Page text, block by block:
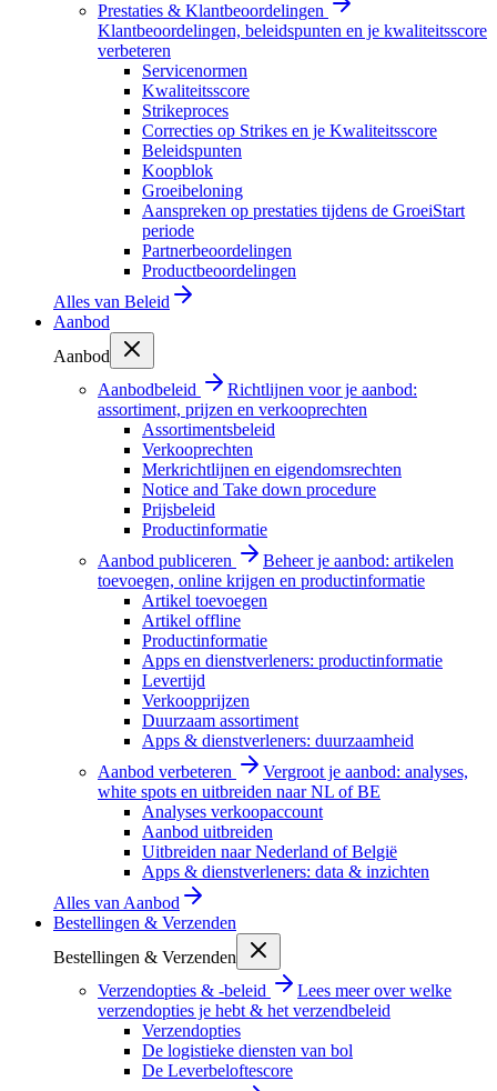
Prestaties & Klantbeoordelingen
Klantbeoordelingen, beleidspunten en je kwaliteitsscore
verbeteren
Servicenormen
Kwaliteitsscore
Strikeproces
Correcties op Strikes en je Kwaliteitsscore
Beleidspunten
Koopblok
Groeibeloning
Aanspreken op prestaties tijdens de GroeiStart
periode
Partnerbeoordelingen
Productbeoordelingen
Alles van Beleid
Aanbod
Aanbod
Aanbodbeleid
Richtlijnen voor je aanbod:
assortiment, prijzen en verkooprechten
Assortimentsbeleid
Verkooprechten
Merkrichtlijnen en eigendomsrechten
Notice and Take down procedure
Prijsbeleid
Productinformatie
Aanbod publiceren
Beheer je aanbod: artikelen
toevoegen, online krijgen en productinformatie
Artikel toevoegen
Artikel offline
Productinformatie
Apps en dienstverleners: productinformatie
Levertijd
Verkoopprijzen
Duurzaam assortiment
Apps & dienstverleners: duurzaamheid
Aanbod verbeteren
Vergroot je aanbod: analyses,
white spots en uitbreiden naar NL of BE
Analyses verkoopaccount
Aanbod uitbreiden
Uitbreiden naar Nederland of België
Apps & dienstverleners: data & inzichten
Alles van Aanbod
Bestellingen & Verzenden
Bestellingen & Verzenden
Verzendopties & -beleid
Lees meer over welke
verzendopties je hebt & het verzendbeleid
Verzendopties
De logistieke diensten van bol
De Leverbeloftescore